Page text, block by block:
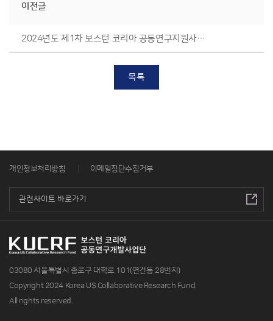
이전글
2024년도 제1차 보스턴 코리아 공동연구지원사업 신규지원 대상과제 공고
목록
개인정보처리방침 이메일집단수집거부
03080 서울특별시 종로구 대학로 101(연건동 28번지)
Copyright 2024 Korea US Collaborative Research Fund.
All rights reserved.